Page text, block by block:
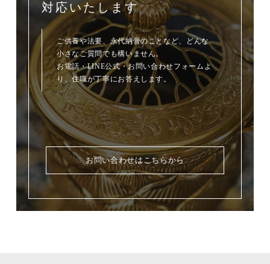
対応いたします
ご供養や法要、永代納骨のことなど、どんな
小さなご質問でも構いません。
お電話・LINE公式・お問い合わせフォームよ
り、住職が丁寧にお答えします。
お問い合わせはこちらから